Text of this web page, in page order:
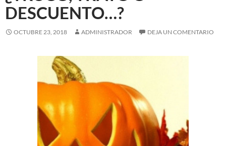
DESCUENTO…?
OCTUBRE 23, 2018 ADMINISTRADOR DEJA UN COMENTARIO